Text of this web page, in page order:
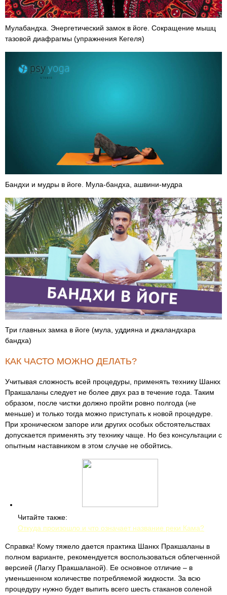
Мулабандха. Энергетический замок в йоге. Сокращение мышц
тазовой диафрагмы (упражнения Кегеля)
Бандхи и мудры в йоге. Мула-бандха, ашвини-мудра
Три главных замка в йоге (мула, уддияна и джаландхара
бандха)
КАК ЧАСТО МОЖНО ДЕЛАТЬ?
Учитывая сложность всей процедуры, применять технику Шанкх
Пракшаланы следует не более двух раз в течение года. Таким
образом, после чистки должно пройти ровно полгода (не
меньше) и только тогда можно приступать к новой процедуре.
При хроническом запоре или других особых обстоятельствах
допускается применять эту технику чаще. Но без консультации с
опытным наставником в этом случае не обойтись.
Читайте также:
Откуда произошло и что означает название реки Кама?
Справка! Кому тяжело дается практика Шанкх Пракшаланы в
полном варианте, рекомендуется воспользоваться облегченной
версией (Лагху Пракшаланой). Ее основное отличие – в
уменьшенном количестве потребляемой жидкости. За всю
процедуру нужно будет выпить всего шесть стаканов соленой